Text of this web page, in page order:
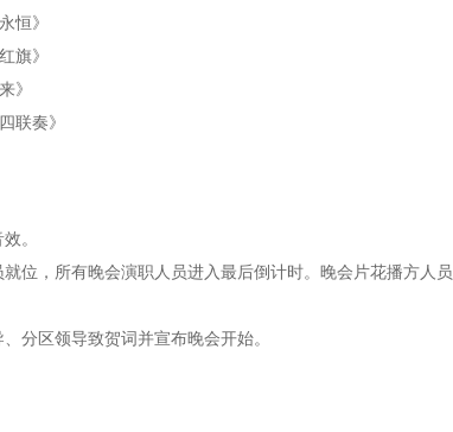
恒》
旗》
》
联奏》
民唱新歌》
。
就位，所有晚会演职人员进入最后倒计时。晚会片花播方人员
分区领导致贺词并宣布晚会开始。